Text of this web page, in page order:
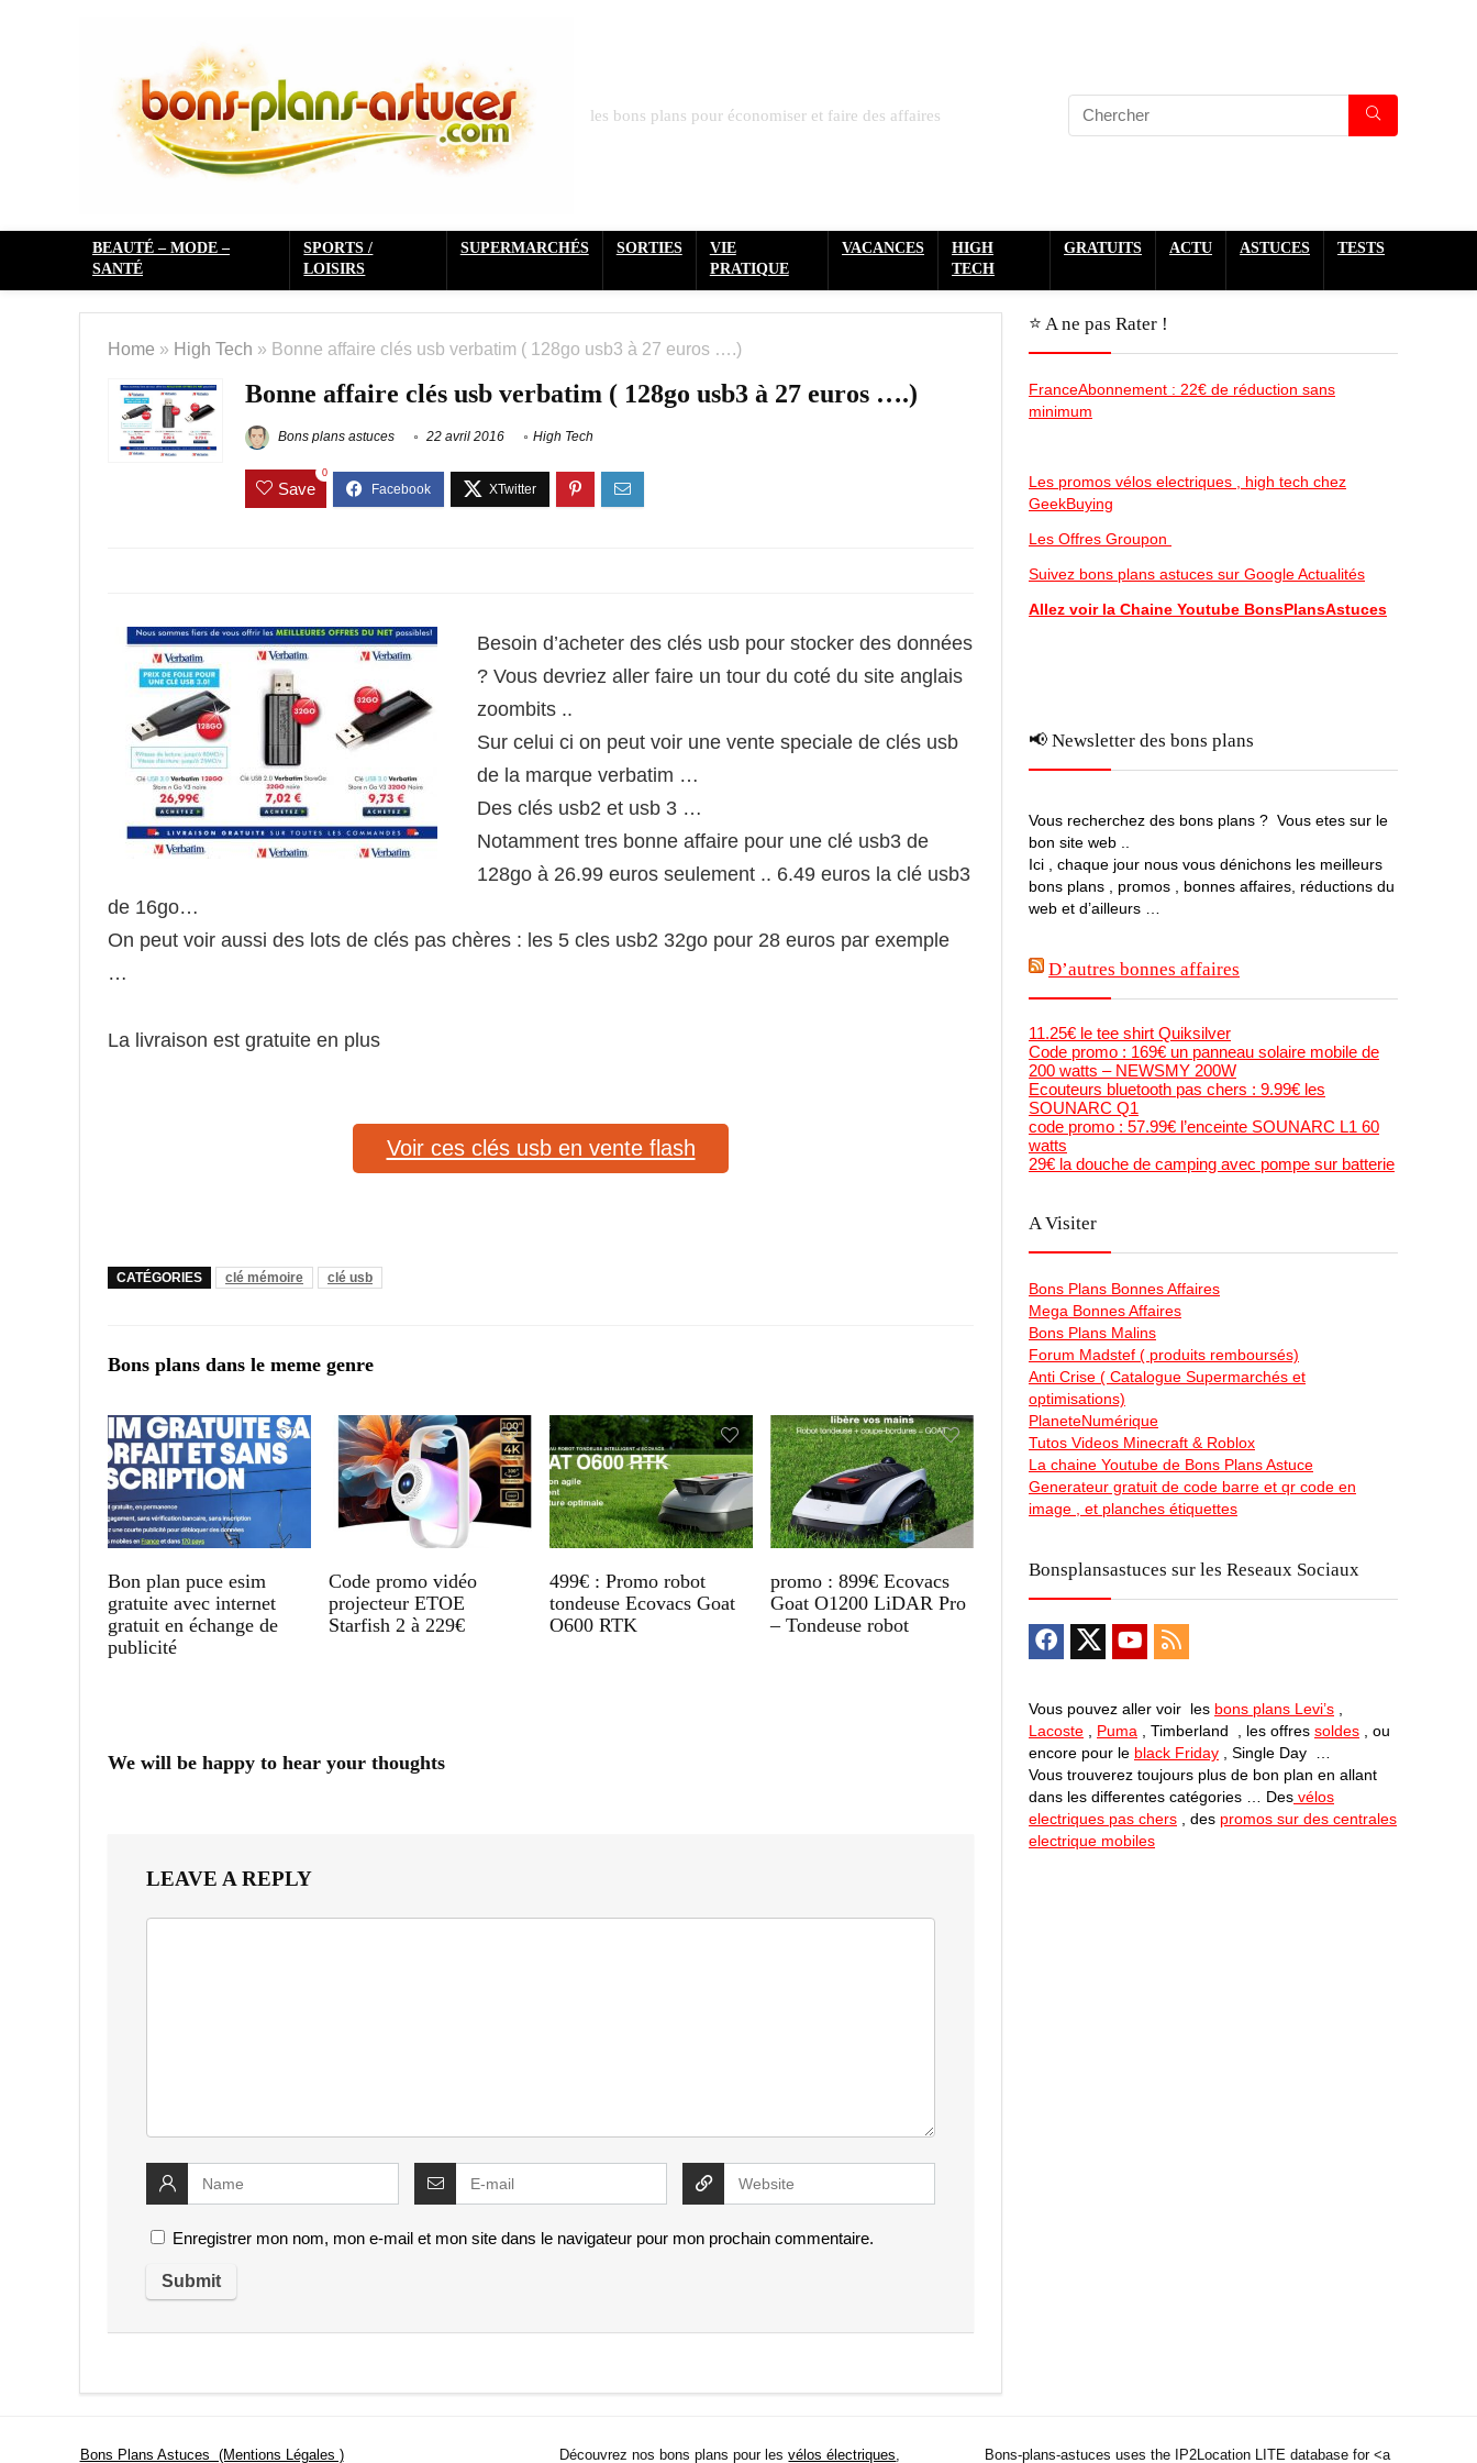
les bons plans pour économiser et faire des affaires
BEAUTÉ – MODE –
SANTÉ
SPORTS /
LOISIRS
SUPERMARCHÉS SORTIES
VIE
PRATIQUE
VACANCES
HIGH
TECH
GRATUITS ACTU ASTUCES TESTS
Home » High Tech » Bonne affaire clés usb verbatim ( 128go usb3 à 27 euros ….)
Bonne affaire clés usb verbatim ( 128go usb3 à 27 euros ….)
Bons plans astuces 22 avril 2016 High Tech
Save
0
Besoin d’acheter des clés usb pour stocker des données
? Vous devriez aller faire un tour du coté du site anglais
zoombits ..
Sur celui ci on peut voir une vente speciale de clés usb
de la marque verbatim …
Des clés usb2 et usb 3 …
Notamment tres bonne affaire pour une clé usb3 de
128go à 26.99 euros seulement .. 6.49 euros la clé usb3
de 16go…
On peut voir aussi des lots de clés pas chères : les 5 cles usb2 32go pour 28 euros par exemple
…
La livraison est gratuite en plus
Voir ces clés usb en vente flash
CATÉGORIES clé mémoire clé usb
Bons plans dans le meme genre
Bon plan puce esim
gratuite avec internet
gratuit en échange de
publicité
Code promo vidéo
projecteur ETOE
Starfish 2 à 229€
499€ : Promo robot
tondeuse Ecovacs Goat
O600 RTK
promo : 899€ Ecovacs
Goat O1200 LiDAR Pro
– Tondeuse robot
We will be happy to hear your thoughts
LEAVE A REPLY
Enregistrer mon nom, mon e-mail et mon site dans le navigateur pour mon prochain commentaire.
⭐️ A ne pas Rater !
FranceAbonnement : 22€ de réduction sans
minimum
Les promos vélos electriques , high tech chez
GeekBuying
Les Offres Groupon
Suivez bons plans astuces sur Google Actualités
Allez voir la Chaine Youtube BonsPlansAstuces
📢 Newsletter des bons plans
Vous recherchez des bons plans ? Vous etes sur le
bon site web ..
Ici , chaque jour nous vous dénichons les meilleurs
bons plans , promos , bonnes affaires, réductions du
web et d’ailleurs …
D’autres bonnes affaires
11.25€ le tee shirt Quiksilver
Code promo : 169€ un panneau solaire mobile de
200 watts – NEWSMY 200W
Ecouteurs bluetooth pas chers : 9.99€ les
SOUNARC Q1
code promo : 57.99€ l’enceinte SOUNARC L1 60
watts
29€ la douche de camping avec pompe sur batterie
A Visiter
Bons Plans Bonnes Affaires
Mega Bonnes Affaires
Bons Plans Malins
Forum Madstef ( produits remboursés)
Anti Crise ( Catalogue Supermarchés et
optimisations)
PlaneteNumérique
Tutos Videos Minecraft & Roblox
La chaine Youtube de Bons Plans Astuce
Generateur gratuit de code barre et qr code en
image , et planches étiquettes
Bonsplansastuces sur les Reseaux Sociaux
Vous pouvez aller voir les bons plans Levi’s
Lacoste
Puma , Timberland , les offres soldes , ou
encore pour le black Friday , Single Day …
Vous trouverez toujours plus de bon plan en allant
dans les differentes catégories … Des vélos
electriques pas chers , des promos sur des centrales
electrique mobiles
Bons Plans Astuces (Mentions Légales ) Découvrez nos bons plans pour lesvélos électriques Bons-plans-astuces uses the IP2Location LITE database for <a